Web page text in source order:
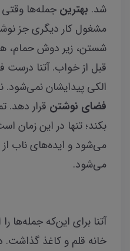
شد. بهترین جمله‌ها
مشغول کار دیگری جز
شستن، زیر دوش حمام،
قبل از خواب. آتنا درست
الکی پیدایشان نمی‌شود.
فضای نوشتن قرار دهد.
بکند؛ تنها در این زمان
می‌شود و ایده‌های ناب
می‌شود.
آتنا برای این‌که
خانه قلم و کاغذ